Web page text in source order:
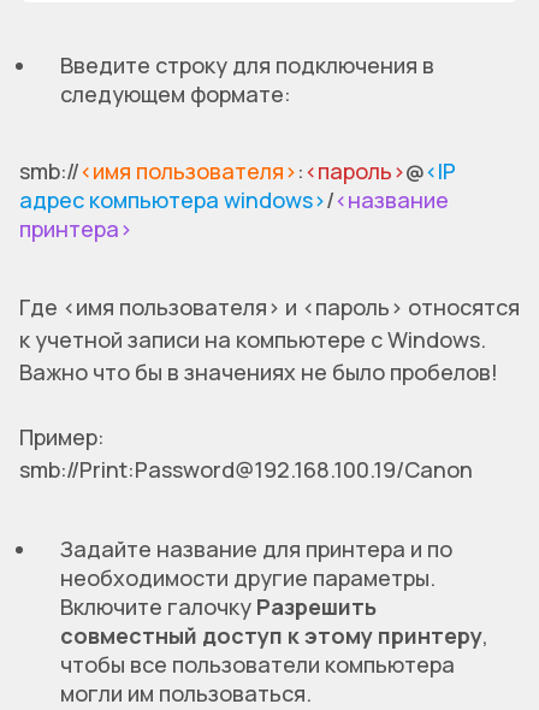
Введите строку для подключения в
следующем формате:
smb://<имя пользователя>:<пароль>@<IP
адрес компьютера windows>/<название
принтера>
Где <имя пользователя> и <пароль> относятся
к учетной записи на компьютере с Windows.
Важно что бы в значениях не было пробелов!
Пример:
smb://Print:Password@192.168.100.19/Canon
Задайте название для принтера и по
необходимости другие параметры.
Включите галочку Разрешить
совместный доступ к этому принтеру,
чтобы все пользователи компьютера
могли им пользоваться.